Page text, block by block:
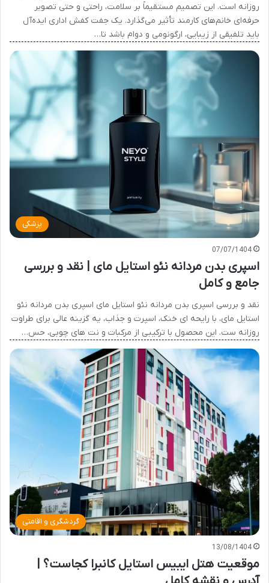
روزانه است. این تصمیم مستقیماً بر سلامت، راحتی و حتی تصویر
حرفه‌ای خانم‌های کارمند تأثیر می‌گذارد. یک جفت کفش اداری ایده‌آل
باید تلفیقی از زیبایی، ارگونومی و دوام باشد تا…
پزشکی
07/07/1404
اسپری بدن مردانه نئو استایل مای | نقد و بررسی
جامع و کامل
نقد و بررسی اسپری بدن مردانه نئو استایل مای اسپری بدن مردانه نئو
استایل مای، با رایحه ای خنک، اسپرت و جذاب، یه گزینه عالی برای طراوت
روزانه ست. این محصول با ترکیبی از مرکبات و نت های چوبی، حس…
گردشگری و اقامتی
13/08/1404
موقعیت هتل ایبیس استایل کانبرا کجاست؟ |